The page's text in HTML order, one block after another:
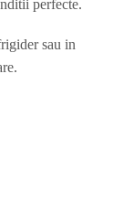
perfecte.
sau in